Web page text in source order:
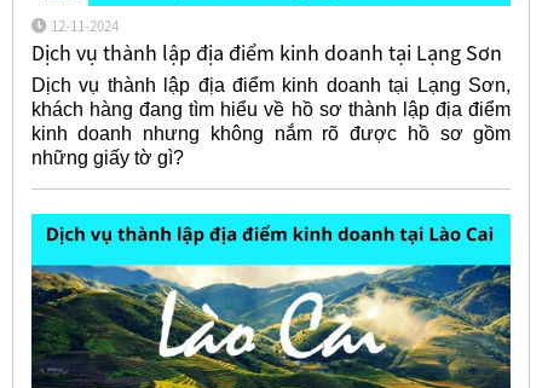
12-11-2024
Dịch vụ thành lập địa điểm kinh doanh tại Lạng Sơn
Dịch vụ thành lập địa điểm kinh doanh tại Lạng Sơn,
khách hàng đang tìm hiểu về hồ sơ thành lập địa điểm
kinh doanh nhưng không nắm rõ được hồ sơ gồm
những giấy tờ gì?